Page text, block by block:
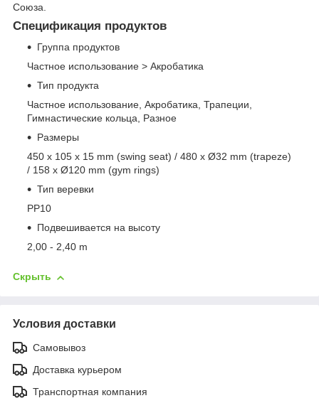
Союза.
Спецификация продуктов
Группа продуктов
Частное использование > Акробатика
Тип продукта
Частное использование, Акробатика, Трапеции,
Гимнастические кольца, Разное
Размеры
450 x 105 x 15 mm (swing seat) / 480 x Ø32 mm (trapeze)
/ 158 x Ø120 mm (gym rings)
Тип веревки
PP10
Подвешивается на высоту
2,00 - 2,40 m
Скрыть
Условия доставки
Самовывоз
Доставка курьером
Транспортная компания